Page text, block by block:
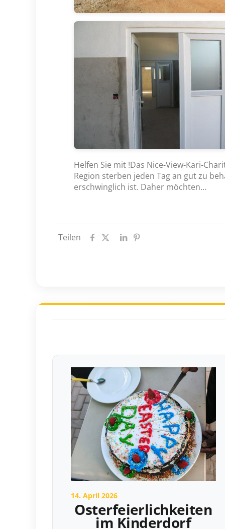
Helfen Sie mit !Das Nice-View-Kari-
Region sterben jeden Tag an gut zu
erschwinglich ist. Daher möchten…
Teilen
14. April 2026
Osterfeierlichkeiten
im Kinderdorf